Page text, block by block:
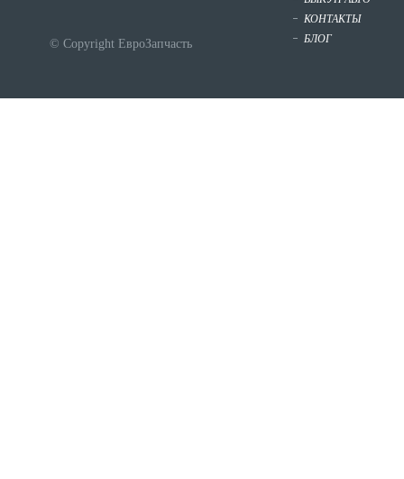
© Copyright ЕвроЗапчасть
КОНТАКТЫ
БЛОГ